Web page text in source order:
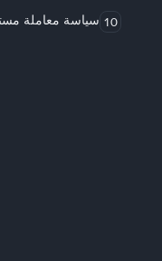
10 سياسة معاملة